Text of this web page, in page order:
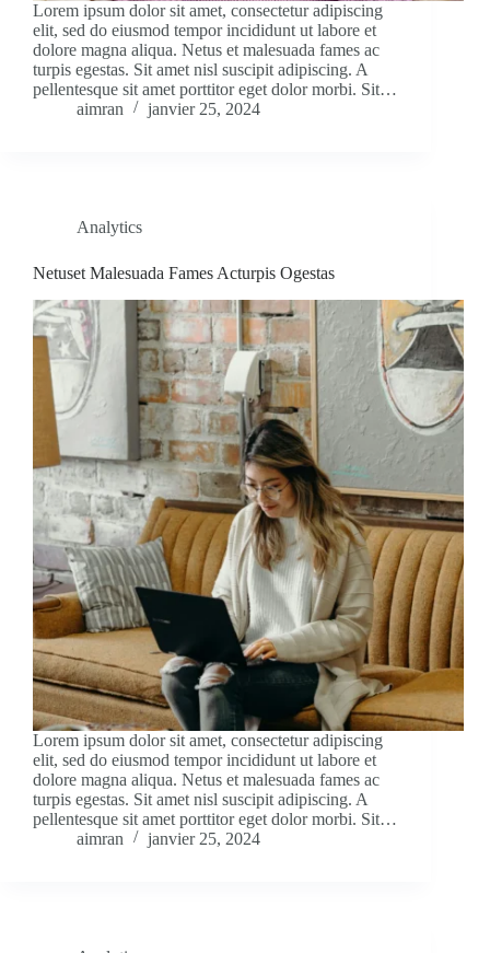
Lorem ipsum dolor sit amet, consectetur adipiscing
elit, sed do eiusmod tempor incididunt ut labore et
dolore magna aliqua. Netus et malesuada fames ac
turpis egestas. Sit amet nisl suscipit adipiscing. A
pellentesque sit amet porttitor eget dolor morbi. Sit…
aimran
janvier 25, 2024
Analytics
Netuset Malesuada Fames Acturpis Ogestas
Lorem ipsum dolor sit amet, consectetur adipiscing
elit, sed do eiusmod tempor incididunt ut labore et
dolore magna aliqua. Netus et malesuada fames ac
turpis egestas. Sit amet nisl suscipit adipiscing. A
pellentesque sit amet porttitor eget dolor morbi. Sit…
aimran
janvier 25, 2024